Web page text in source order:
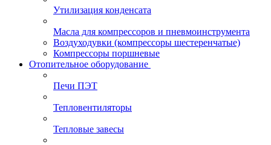
Утилизация конденсата
Масла для компрессоров и пневмоинструмента
Воздуходувки (компрессоры шестеренчатые)
Компрессоры поршневые
Отопительное оборудование
Печи ПЭТ
Тепловентиляторы
Тепловые завесы